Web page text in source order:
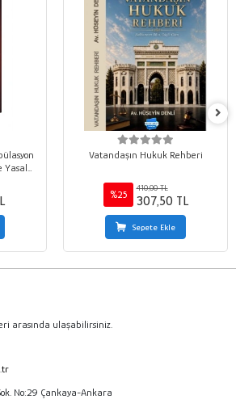
Yasal
Vatandaşın Hukuk Rehberi
%25
410,00 TL
307,50 TL
Sepete Ekle
arasında ulaşabilirsiniz.
No:29 Çankaya-Ankara